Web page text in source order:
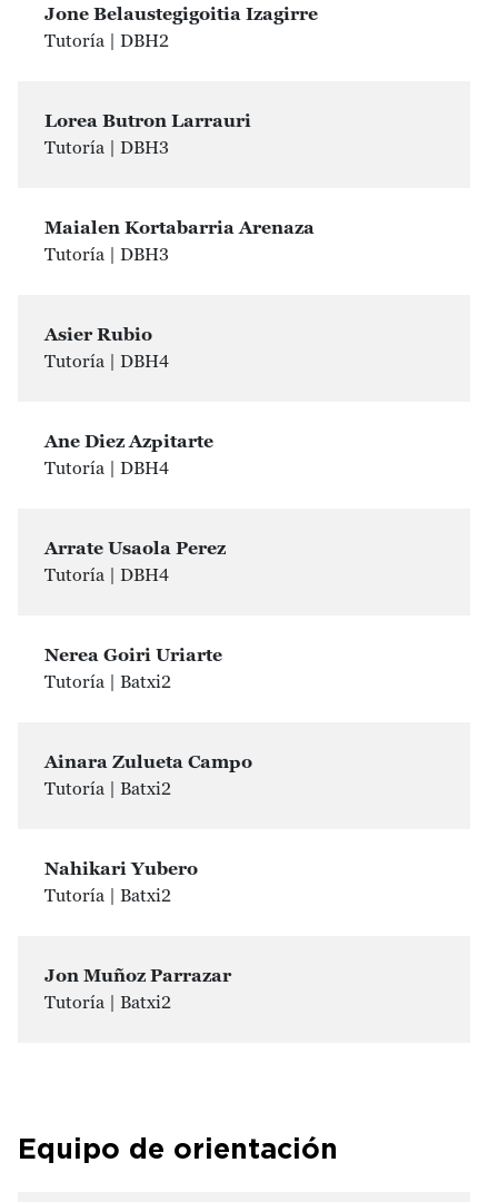
Jone Belaustegigoitia Izagirre
Tutoría | DBH2
Lorea Butron Larrauri
Tutoría | DBH3
Maialen Kortabarria Arenaza
Tutoría | DBH3
Asier Rubio
Tutoría | DBH4
Ane Diez Azpitarte
Tutoría | DBH4
Arrate Usaola Perez
Tutoría | DBH4
Nerea Goiri Uriarte
Tutoría | Batxi2
Ainara Zulueta Campo
Tutoría | Batxi2
Nahikari Yubero
Tutoría | Batxi2
Jon Muñoz Parrazar
Tutoría | Batxi2
Equipo de orientación